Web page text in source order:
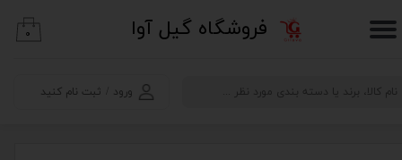
​فروشگاه گیل آوا
ورود ثبت نام کنید
حساب کاربری من
۰